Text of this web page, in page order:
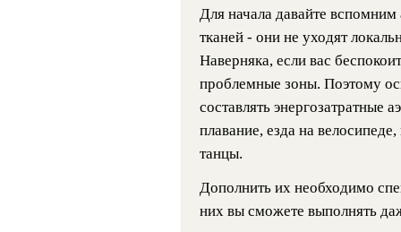
Для начала давайте
тканей - они не уходят
Наверняка, если вас
проблемные зоны. Поэтому
составлять энергозатратные
плавание, езда на
танцы.
Дополнить их необходимо
них вы сможете выполнять